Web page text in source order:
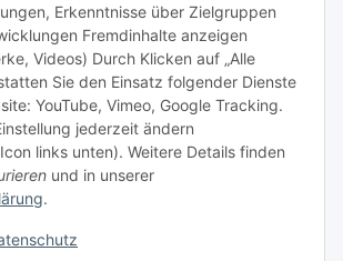
Druckerpatronen
verpacken
Erkenntnisse über Zielgruppen
Fremdinhalte anzeigen
Videos) Durch Klicken auf „Alle
Sie den Einsatz folgender Dienste
YouTube, Vimeo, Google Tracking.
jederzeit ändern
links unten). Weitere Details finden
und in unserer
.